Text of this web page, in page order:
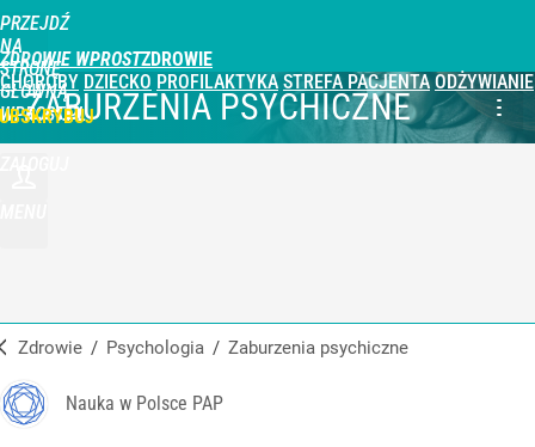
PRZEJDŹ
NA
STRONĘ
GŁÓWNĄ
WPROST.PL
ZDROWIE WPROST
CHOROBY DZIECKO PROFILAKTYKA STREFA PACJENTA ODŻYWIANIE
ZABURZENIA PSYCHICZNE
Zdrowie / Psychologia / Zaburzenia psychiczne
Nauka w Polsce PAP